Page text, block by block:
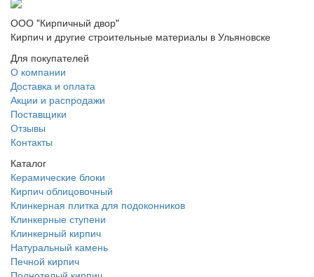
ООО "Кирпичный двор"
Кирпич и другие строительные материалы в Ульяновске
Для покупателей
О компании
Доставка и оплата
Акции и распродажи
Поставщики
Отзывы
Контакты
Каталог
Керамические блоки
Кирпич облицовочный
Клинкерная плитка для подоконников
Клинкерные ступени
Клинкерный кирпич
Натуральный камень
Печной кирпич